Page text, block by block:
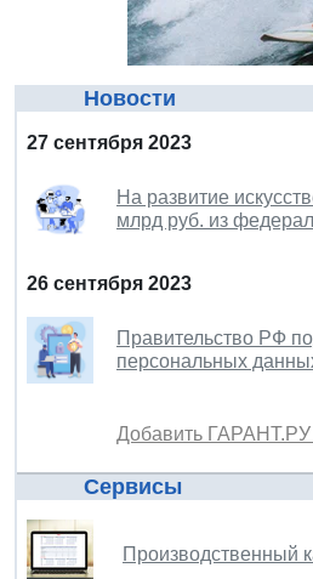
Новости
27 сентября 2023
На развитие
млрд руб. из
26 сентября 2023
Правительство РФ
персональных
Добавить ГАРАНТ.РУ
Сервисы
Производственный